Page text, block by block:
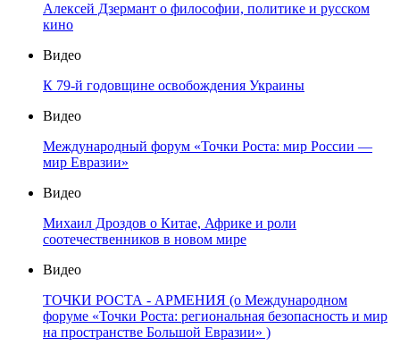
Алексей Дзермант о философии, политике и русском
кино
Видео
К 79-й годовщине освобождения Украины
Видео
Международный форум «Точки Роста: мир России —
мир Евразии»
Видео
Михаил Дроздов о Китае, Африке и роли
соотечественников в новом мире
Видео
ТОЧКИ РОСТА - АРМЕНИЯ (о Международном
форуме «Точки Роста: региональная безопасность и мир
на пространстве Большой Евразии» )